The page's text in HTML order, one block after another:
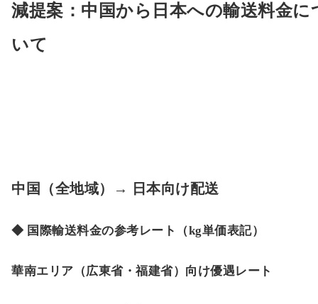
減提案：中国から日本への輸送料金に
いて
中国（全地域）→ 日本向け配送
◆ 国際輸送料金の参考レート（kg単価表記）
華南エリア（広東省・福建省）向け優遇レート